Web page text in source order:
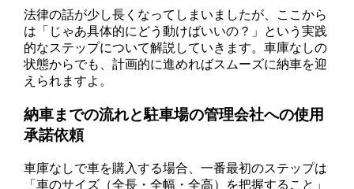
法律の話が少し長くなってしまいましたが、ここから
は「じゃあ具体的にどう動けばいいの？」という実践
的なステップについて解説していきます。車庫なしの
状態からでも、計画的に進めればスムーズに納車を迎
えられますよ。
納車までの流れと駐車場の管理会社への使用
承諾依頼
車庫なしで車を購入する場合、一番最初のステップは
「車のサイズ（全長・全幅・全高）を把握すること」